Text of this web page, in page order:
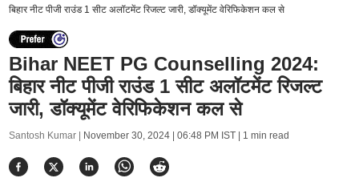
बिहार नीट पीजी राउंड 1 सीट अलॉटमेंट रिजल्ट जारी, डॉक्यूमेंट वेरिफिकेशन कल से
Bihar NEET PG Counselling 2024:
बिहार नीट पीजी राउंड 1 सीट अलॉटमेंट रिजल्ट
जारी, डॉक्यूमेंट वेरिफिकेशन कल से
Santosh Kumar | November 30, 2024 | 06:48 PM IST| 1 min read